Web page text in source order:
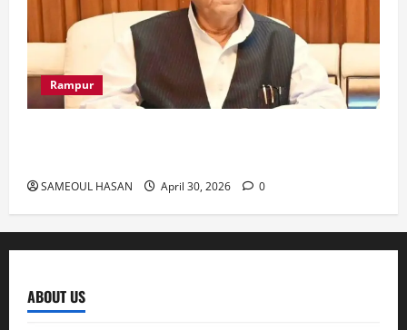
Rampur
SAMEOUL HASAN April 30, 2026 0
ABOUT US